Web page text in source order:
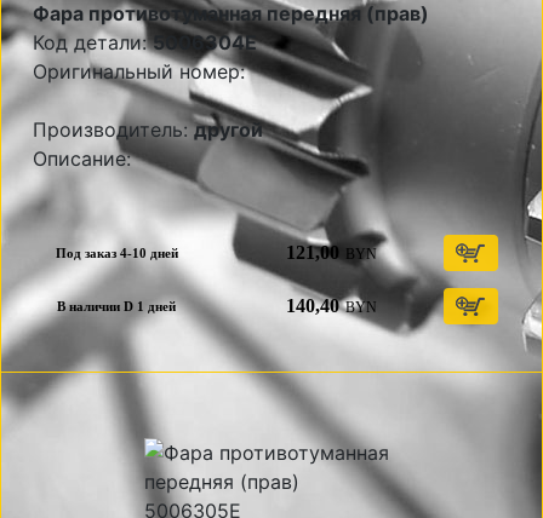
Фара противотуманная передняя (прав)
Код детали:5006304E
Оригинальный номер:
Производитель:другой
Описание:
Под заказ 4-10 дней 121,00 BYN
В наличии D 1 дней 140,40 BYN